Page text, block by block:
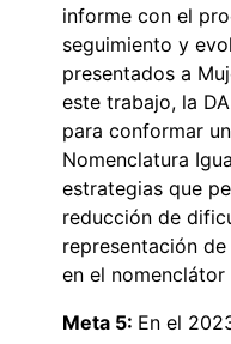
informe con el
seguimiento y
presentados a
este trabajo, la
para conformar
Nomenclatura
estrategias que
reducción de
representación
en el
Meta 5: En el